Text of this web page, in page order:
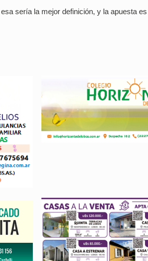
sería la mejor definición, y la apuesta